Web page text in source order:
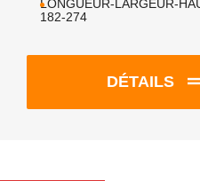
LONGUEUR-LARGEUR-
182-274
DÉTAILS